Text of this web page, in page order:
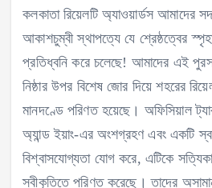
কলকাতা রিয়েলটি অ্যাওয়ার্ডস আমাদের
আকাশচুম্বী স্থাপত্যে যে শ্রেষ্ঠত্বের
প্রতিধ্বনি করে চলেছে! আমাদের এই
নিষ্ঠার উপর বিশেষ জোর দিয়ে শহরের
মানদণ্ডে পরিণত হয়েছে। অফিসিয়াল
অ্যান্ড ইয়াং-এর অংশগ্রহণ এবং একটি
বিশ্বাসযোগ্যতা যোগ করে, এটিকে
স্বীকৃতিতে পরিণত করেছে। তাদের